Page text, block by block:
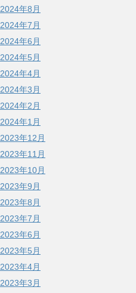
2024年8月
2024年7月
2024年6月
2024年5月
2024年4月
2024年3月
2024年2月
2024年1月
2023年12月
2023年11月
2023年10月
2023年9月
2023年8月
2023年7月
2023年6月
2023年5月
2023年4月
2023年3月